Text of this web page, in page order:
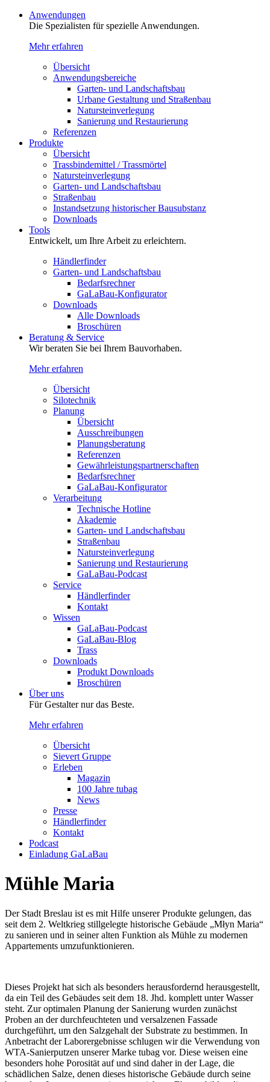
Anwendungen
Die Spezialisten für spezielle Anwendungen.
Mehr erfahren
Übersicht
Anwendungsbereiche
Garten- und Landschaftsbau
Urbane Gestaltung und Straßenbau
Natursteinverlegung
Sanierung und Restaurierung
Referenzen
Produkte
Übersicht
Trassbindemittel / Trassmörtel
Natursteinverlegung
Garten- und Landschaftsbau
Straßenbau
Instandsetzung historischer Bausubstanz
Downloads
Tools
Entwickelt, um Ihre Arbeit zu erleichtern.
Händlerfinder
Garten- und Landschaftsbau
Bedarfsrechner
GaLaBau-Konfigurator
Downloads
Alle Downloads
Broschüren
Beratung & Service
Wir beraten Sie bei Ihrem Bauvorhaben.
Mehr erfahren
Übersicht
Silotechnik
Planung
Übersicht
Ausschreibungen
Planungsberatung
Referenzen
Gewährleistungspartnerschaften
Bedarfsrechner
GaLaBau-Konfigurator
Verarbeitung
Technische Hotline
Akademie
Garten- und Landschaftsbau
Straßenbau
Natursteinverlegung
Sanierung und Restaurierung
GaLaBau-Podcast
Service
Händlerfinder
Kontakt
Wissen
GaLaBau-Podcast
GaLaBau-Blog
Trass
Downloads
Produkt Downloads
Broschüren
Über uns
Für Gestalter nur das Beste.
Mehr erfahren
Übersicht
Sievert Gruppe
Erleben
Magazin
100 Jahre tubag
News
Presse
Händlerfinder
Kontakt
Podcast
Einladung GaLaBau
Mühle Maria
Der Stadt Breslau ist es mit Hilfe unserer Produkte gelungen, das
seit dem 2. Weltkrieg stillgelegte historische Gebäude „Młyn Maria“
zu sanieren und in seiner alten Funktion als Mühle zu modernen
Appartements umzufunktionieren.
Dieses Projekt hat sich als besonders herausfordernd herausgestellt,
da ein Teil des Gebäudes seit dem 18. Jhd. komplett unter Wasser
steht. Zur optimalen Planung der Sanierung wurden zunächst
Proben an der durchfeuchteten und versalzenen Fassade
durchgeführt, um den Salzgehalt der Substrate zu bestimmen. In
Anbetracht der Laborergebnisse schlugen wir die Verwendung von
WTA-Sanierputzen unserer Marke tubag vor. Diese weisen eine
besonders hohe Porosität auf und sind daher in der Lage, die
schädlichen Salze, denen dieses historische Gebäude durch seine